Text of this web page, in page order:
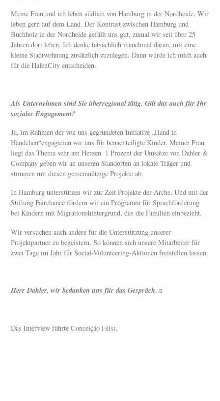
Meine Frau und ich leben südlich von Hamburg in der Nordheide. Wir
leben gern auf dem Land. Der Kontrast zwischen Hamburg und
Buchholz in der Nordheide gefällt uns gut, zumal wir seit über 25
Jahren dort leben. Ich denke tatsächlich manchmal daran, mir eine
kleine Stadtwohnung zusätzlich zuzulegen. Dann würde ich mich auch
für die HafenCity entscheiden.
Als Unternehmen sind Sie überregional tätig. Gilt das auch für Ihr
soziales Engagement?
Ja, im Rahmen der von uns gegründeten Initiative „Hand in
Händchen“engagieren wir uns für benachteiligte Kinder. Meiner Frau
liegt das Thema sehr am Herzen. 1 Prozent der Umsätze von Dahler &
Company geben wir an unseren Standorten an lokale Träger und
stimmen mit diesen gemeinnützige Projekte ab.
In Hamburg unterstützen wir zur Zeit Projekte der Arche. Und mit der
Stiftung Fairchance fördern wir ein Programm für Sprachförderung
bei Kindern mit Migrationshintergrund, das die Familien einbezieht.
Wir versuchen auch andere für die Unterstützung unserer
Projektpartner zu begeistern. So können sich unsere Mitarbeiter für
zwei Tage im Jahr für Social-Volunteering-Aktionen freistellen lassen.
Herr Dahler, wir bedanken uns für das Gespräch.n
Das Interview führte Conceição Feist.